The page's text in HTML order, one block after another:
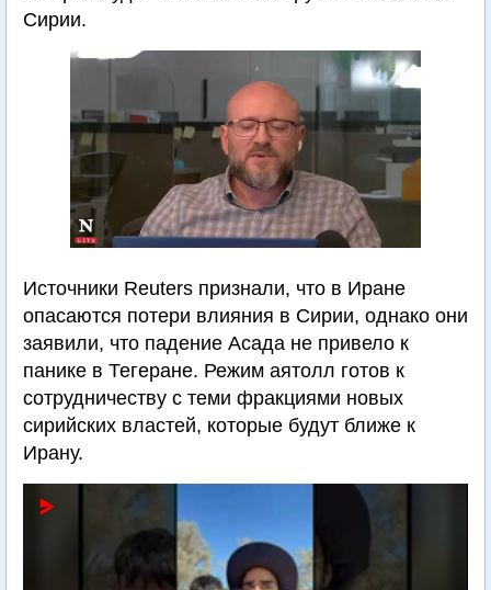
Сирии.
Источники Reuters признали, что в Иране
опасаются потери влияния в Сирии, однако они
заявили, что падение Асада не привело к
панике в Тегеране. Режим аятолл готов к
сотрудничеству с теми фракциями новых
сирийских властей, которые будут ближе к
Ирану.